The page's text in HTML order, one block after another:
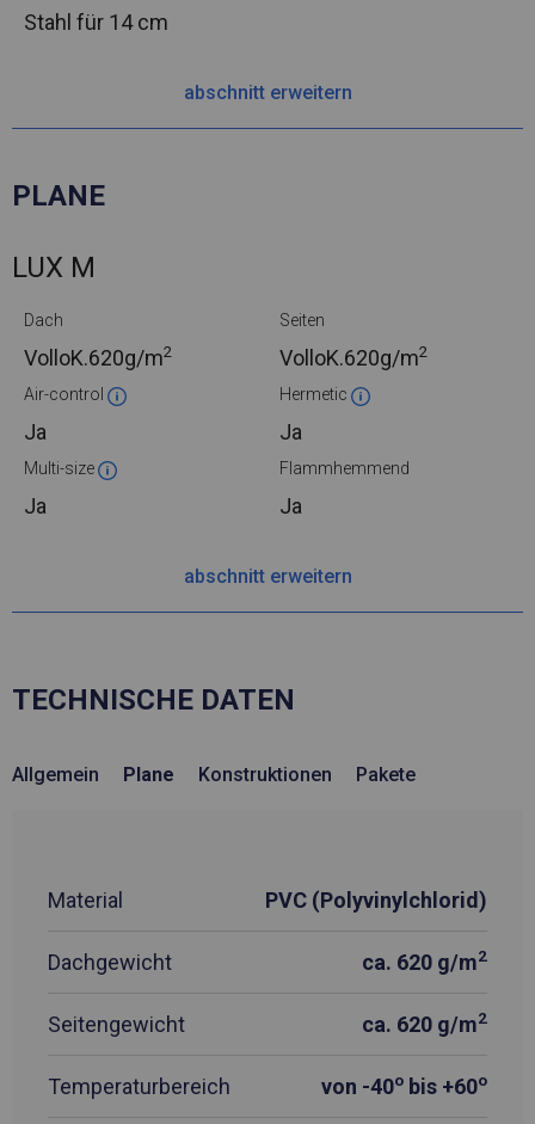
Stahl für 14 cm
abschnitt erweitern
PLANE
LUX M
Dach
VolloK.620g/m2
Seiten
VolloK.620g/m2
Air-control
Ja
Hermetic
Ja
Multi-size
Ja
Flammhemmend
Ja
abschnitt erweitern
TECHNISCHE DATEN
Allgemein Plane Konstruktionen Pakete
Material PVC (Polyvinylchlorid)
Dachgewicht ca. 620 g/m2
Seitengewicht ca. 620 g/m2
Temperaturbereich von -40o bis +60o